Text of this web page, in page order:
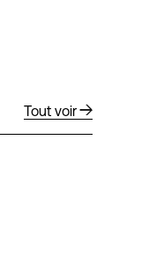
Tout voir